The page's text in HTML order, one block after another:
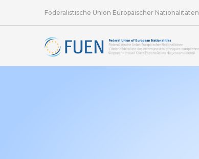
Föderalistische Union Europäischer Nationalitäten